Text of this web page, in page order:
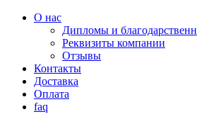
О нас
Дипломы и
Реквизиты компании
Отзывы
Контакты
Доставка
Оплата
faq